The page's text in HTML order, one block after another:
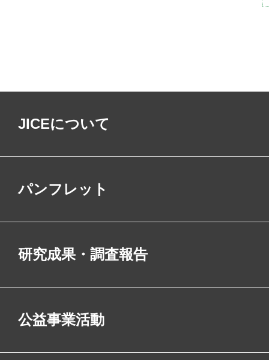
JICEについて
パンフレット
研究成果・調査報告
公益事業活動